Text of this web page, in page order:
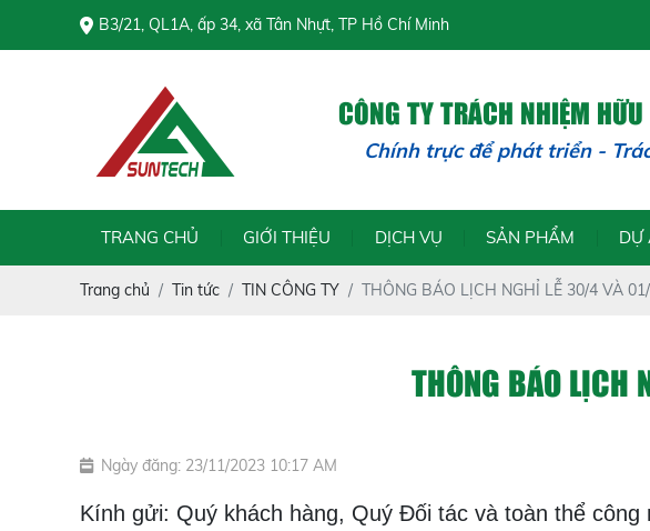
B3/21, QL1A, ấp 34, xã Tân Nhựt, TP Hồ Chí Minh
CÔNG TY TRÁCH NHIỆM
Chính trực để phát triển -
TRANG CHỦ GIỚI THIỆU DỊCH VỤ SẢN PHẨM DỰ
Trang chủ Tin tức TIN CÔNG TY THÔNG BÁO LỊCH NGHỈ LỄ 30/4 VÀ
THÔNG BÁO
Ngày đăng: 23/11/2023 10:17 AM
Kính gửi: Quý khách hàng, Quý Đối tác và toàn thể công